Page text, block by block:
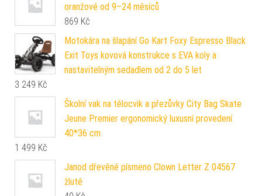
oranžové od 9–24 měsíců
869 Kč
Motokára na šlapání Go Kart Foxy Espresso Black
Exit Toys kovová konstrukce s EVA koly a
nastavitelným sedadlem od 2 do 5 let
3 249 Kč
Školní vak na tělocvik a přezůvky City Bag Skate
Jeune Premier ergonomický luxusní provedení
40*36 cm
1 499 Kč
Janod dřevěné písmeno Clown Letter Z 04567
žluté